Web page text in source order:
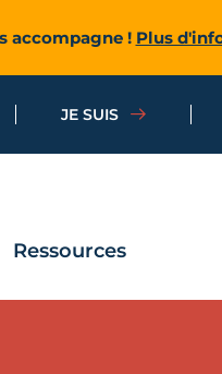
accompagne ! Plus
JE SUIS
Ressources